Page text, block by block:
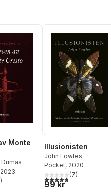
Monte
Totalt antal röster:
)
Illusionisten
John Fowles
Pocket, 2020
4,7utav 5 stjärnor.
(7)
99 kr